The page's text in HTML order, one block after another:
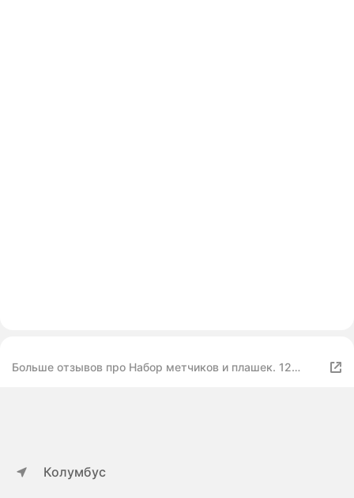
Больше отзывов про Набор метчиков и плашек. 12
Колумбус